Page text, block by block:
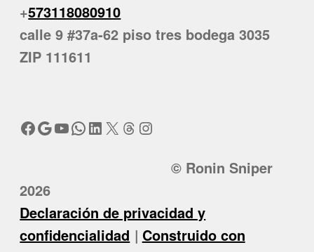
+573118080910
calle 9 #37a-62 piso tres bodega 3035
ZIP 111611
Facebook
Google
YouTube
WhatsApp
LinkedIn
X Threads
Instagram
© Ronin Sniper
2026
Declaración de privacidad y
confidencialidad
Construido con